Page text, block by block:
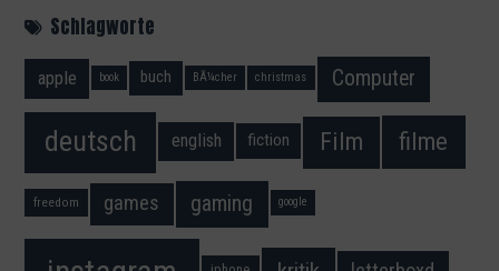
Schlagworte
apple book buch BÃ¼cher christmas Computer
deutsch english fiction Film filme
freedom games gaming google